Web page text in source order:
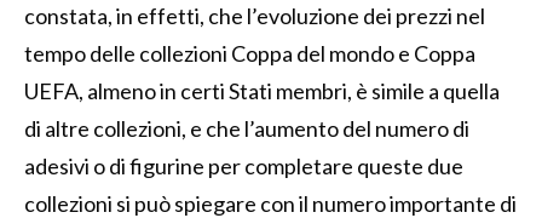
constata, in effetti, che l’evoluzione dei prezzi nel
tempo delle collezioni Coppa del mondo e Coppa
UEFA, almeno in certi Stati membri, è simile a quella
di altre collezioni, e che l’aumento del numero di
adesivi o di figurine per completare queste due
collezioni si può spiegare con il numero importante di